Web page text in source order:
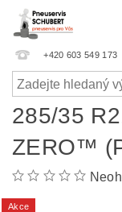
+420 603 549 173
285/35
ZERO™
Akce